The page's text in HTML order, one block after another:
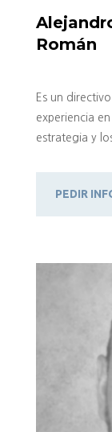
Román
Es un
experiencia
estrategia y
PEDIR